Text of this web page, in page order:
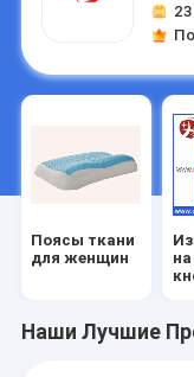
23
Поясы ткани
для женщин
Наши Лучшие